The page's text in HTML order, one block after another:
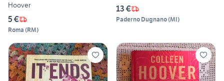
Hoover
5 €
Roma (RM)
13 €
Paderno Dugnano(MI)